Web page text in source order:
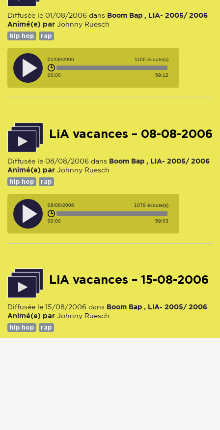
Diffusée le 01/08/2006 dans Boom Bap , LiA- 2005/ 2006
Animé(e) par Johnny Ruesch
hip hop rap
01/08/2006 1166 écoute(s)
00:00 59:12
LiA vacances – 08-08-2006
Diffusée le 08/08/2006 dans Boom Bap , LiA- 2005/ 2006
Animé(e) par Johnny Ruesch
hip hop rap
08/08/2006 1079 écoute(s)
00:00 59:03
LiA vacances – 15-08-2006
Diffusée le 15/08/2006 dans Boom Bap , LiA- 2005/ 2006
Animé(e) par Johnny Ruesch
hip hop rap